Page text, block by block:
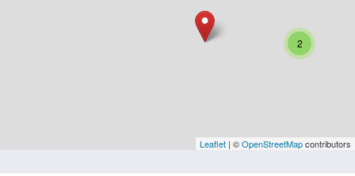
Oberösterreich
Vorarlberg
2
Leaflet | ©OpenStreetMapcontributors